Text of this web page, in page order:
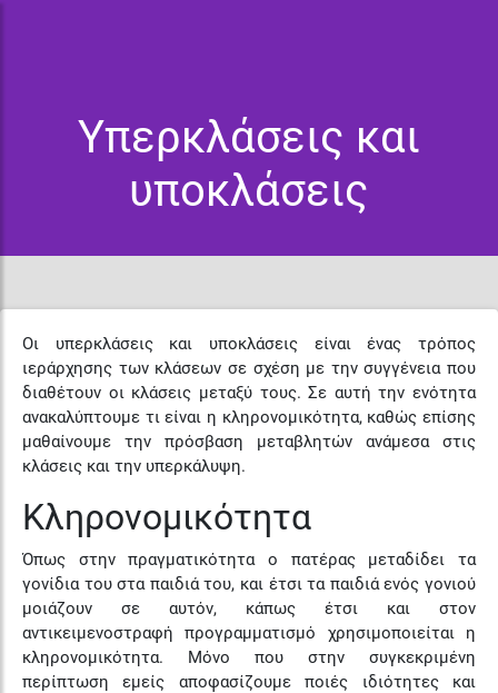
Υπερκλάσεις και
υποκλάσεις
Οι υπερκλάσεις και υποκλάσεις είναι ένας τρόπος
ιεράρχησης των κλάσεων σε σχέση με την συγγένεια που
διαθέτουν οι κλάσεις μεταξύ τους. Σε αυτή την ενότητα
ανακαλύπτουμε τι είναι η κληρονομικότητα, καθώς επίσης
μαθαίνουμε την πρόσβαση μεταβλητών ανάμεσα στις
κλάσεις και την υπερκάλυψη.
Κληρονομικότητα
Όπως στην πραγματικότητα ο πατέρας μεταδίδει τα
γονίδια του στα παιδιά του, και έτσι τα παιδιά ενός γονιού
μοιάζουν σε αυτόν, κάπως έτσι και στον
αντικειμενοστραφή προγραμματισμό χρησιμοποιείται η
κληρονομικότητα. Μόνο που στην συγκεκριμένη
περίπτωση εμείς αποφασίζουμε ποιές ιδιότητες και